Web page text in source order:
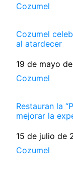
Respecto a
Cozumel
Cozumel
al atardecer
Fecha
19 de mayo
Respecto a
Cozumel
Restauran la
mejorar la
Fecha
15 de julio de
Respecto a
Cozumel